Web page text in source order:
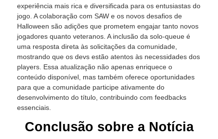
experiência mais rica e diversificada para os entusiastas do
jogo. A colaboração com SAW e os novos desafios de
Halloween são adições que prometem engajar tanto novos
jogadores quanto veteranos. A inclusão da solo-queue é
uma resposta direta às solicitações da comunidade,
mostrando que os devs estão atentos às necessidades dos
players. Essa atualização não apenas enriquece o
conteúdo disponível, mas também oferece oportunidades
para que a comunidade participe ativamente do
desenvolvimento do título, contribuindo com feedbacks
essenciais.
Conclusão sobre a Notícia